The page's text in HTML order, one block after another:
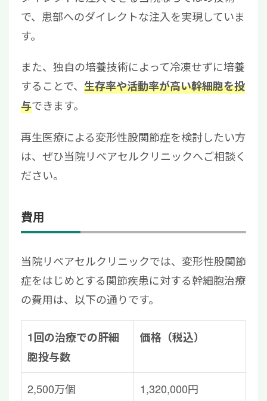
で、患部へのダイレクトな注入を実現していま
す。
また、独自の培養技術によって冷凍せずに培養
することで、 生存率や活動率が高い幹細胞を投
与できます。
再生医療による変形性股関節症を検討したい方
は、ぜひ当院リペアセルクリニックへご相談く
ださい。
費用
当院リペアセルクリニックでは、変形性股関節
症をはじめとする関節疾患に対する幹細胞治療
の費用は、以下の通りです。
1回の治療での肝細
胞投与数
価格（税込）
2,500万個 1,320,000円